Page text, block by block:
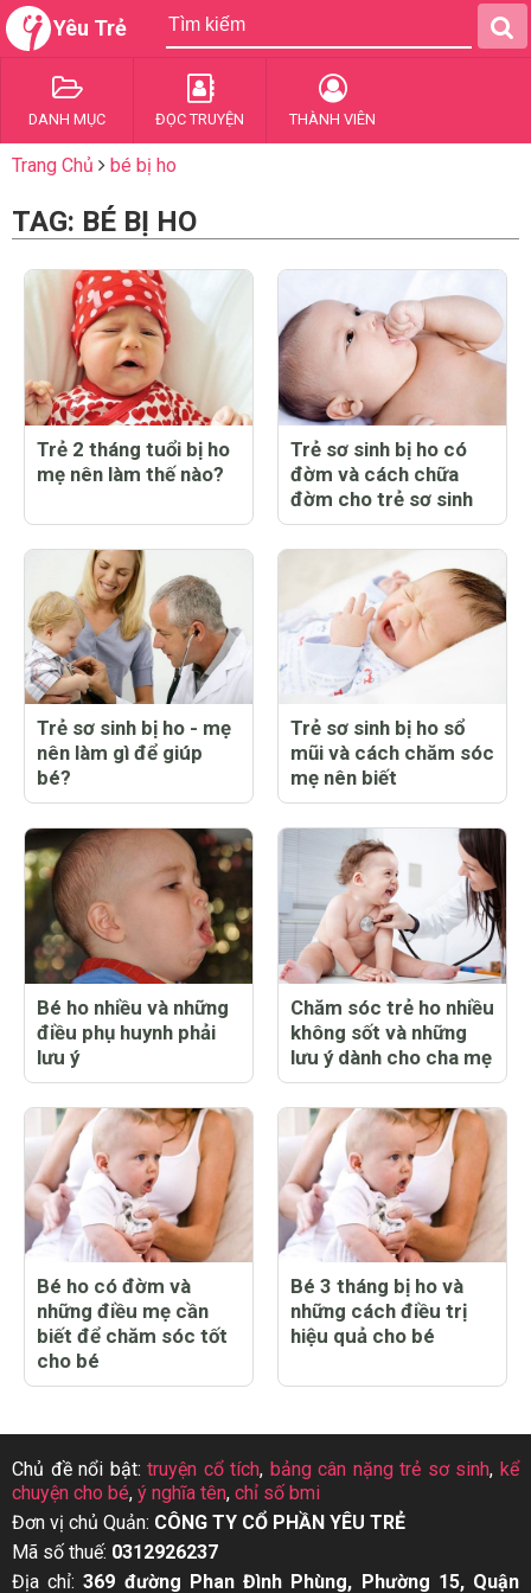
Yêu Trẻ
DANH MỤC ĐỌC TRUYỆN THÀNH VIÊN
Trang Chủ bé bị ho
TAG: BÉ BỊ HO
Trẻ 2 tháng tuổi bị ho
mẹ nên làm thế nào?
Trẻ sơ sinh bị ho có
đờm và cách chữa
đờm cho trẻ sơ sinh
Trẻ sơ sinh bị ho - mẹ
nên làm gì để giúp
bé?
Trẻ sơ sinh bị ho sổ
mũi và cách chăm sóc
mẹ nên biết
Bé ho nhiều và những
điều phụ huynh phải
lưu ý
Chăm sóc trẻ ho nhiều
không sốt và những
lưu ý dành cho cha mẹ
Bé ho có đờm và
những điều mẹ cần
biết để chăm sóc tốt
cho bé
Bé 3 tháng bị ho và
những cách điều trị
hiệu quả cho bé
Chủ đề nổi bật:truyện cổ tích, bảng cân nặng trẻ sơ sinh, kể
chuyện cho bé, ý nghĩa tên, chỉ số bmi
Đơn vị chủ Quản: CÔNG TY CỔ PHẦN YÊU TRẺ
Mã số thuế: 0312926237
Địa chỉ:369 đường Phan Đình Phùng, Phường 15, Quận